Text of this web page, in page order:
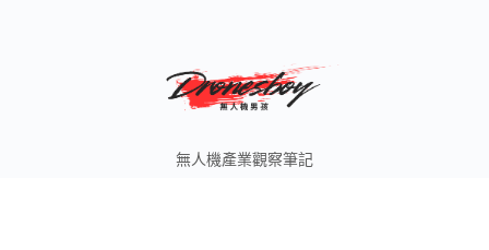
無人機產業觀察筆記